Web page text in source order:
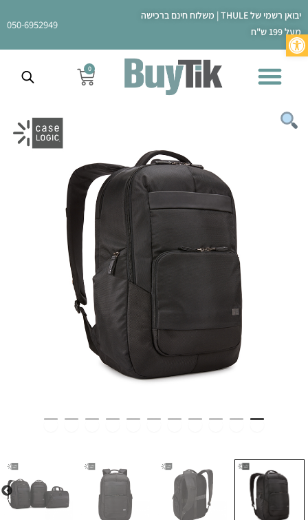
פתח סרגל נגישות
יבואן רשמי של THULE | משלוח חינם ברכישה
מעל 199 ש"ח
050-6952949
0
עגלת
קניות